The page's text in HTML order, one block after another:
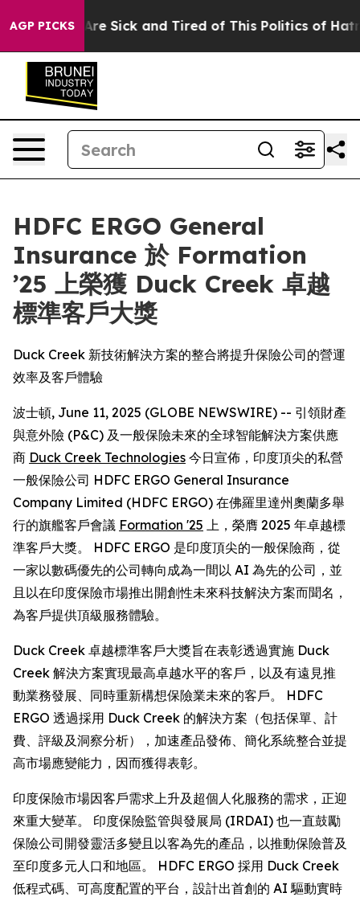
AGP PICKSAre Sick and Tired of This Politics of Hatred”
HDFC ERGO General
Insurance 於 Formation
’25 上榮獲 Duck Creek 卓越
標準客戶大獎
Duck Creek 新技術解決方案的整合將提升保險公司的營運
效率及客戶體驗
波士頓, June 11, 2025 (GLOBE NEWSWIRE) -- 引領財產
與意外險 (P&C) 及一般保險未來的全球智能解決方案供應
商 Duck Creek Technologies 今日宣佈，印度頂尖的私營
一般保險公司 HDFC ERGO General Insurance
Company Limited (HDFC ERGO) 在佛羅里達州奧蘭多舉
行的旗艦客戶會議 Formation '25 上，榮膺 2025 年卓越標
準客戶大獎。 HDFC ERGO 是印度頂尖的一般保險商，從
一家以數碼優先的公司轉向成為一間以 AI 為先的公司，並
且以在印度保險市場推出開創性未來科技解決方案而聞名，
為客戶提供頂級服務體驗。
Duck Creek 卓越標準客戶大獎旨在表彰透過實施 Duck
Creek 解決方案實現最高卓越水平的客戶，以及有遠見推
動業務發展、同時重新構想保險業未來的客戶。 HDFC
ERGO 透過採用 Duck Creek 的解決方案（包括保單、計
費、評級及洞察分析），加速產品發佈、簡化系統整合並提
高市場應變能力，因而獲得表彰。
印度保險市場因客戶需求上升及超個人化服務的需求，正迎
來重大變革。 印度保險監管與發展局 (IRDAI) 也一直鼓勵
保險公司開發靈活多變且以客為先的產品，以推動保險普及
至印度多元人口和地區。 HDFC ERGO 採用 Duck Creek
低程式碼、可高度配置的平台，設計出首創的 AI 驅動實時